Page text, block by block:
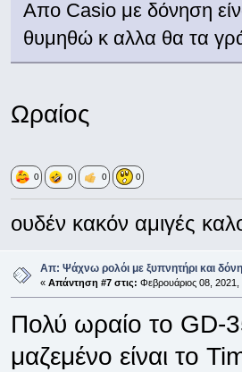
Απο Casio με δόνηση
θυμηθώ κ αλλα θα τα
Ωραίος
0 0 0 0
ουδέν κακόν αμιγές
Απ: Ψάχνω ρολόι με ξυπνητήρι και
« Απάντηση #7 στις: Φεβρουάριος 08,
Πολύ ωραίο το GD-
μαζεμένο είναι το